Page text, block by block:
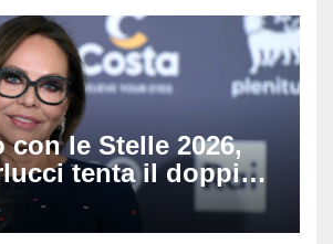
con le Stelle 2026,
tenta il doppio
i papabili Ornella
Guerritore